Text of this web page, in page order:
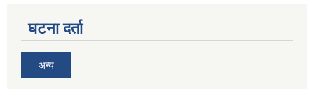
घटना दर्ता
अन्य